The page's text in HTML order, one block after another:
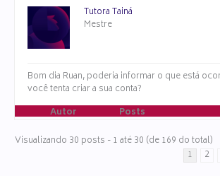
Tutora Tainá
Mestre
Bom dia Ruan, poderia informar o que está
você tenta criar a sua conta?
Autor
Posts
Visualizando 30 posts - 1 até 30 (de 169 do total)
1
2